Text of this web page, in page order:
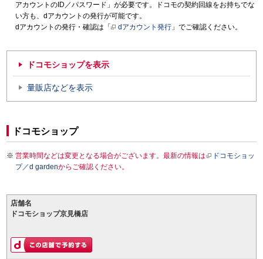
アカウントのID／パスワード」が必要です。ドコモの契約回線をお持ちでな
い方も、dアカウントの発行が可能です。
dアカウントの発行・確認は「
dアカウント発行 」でご確認ください。
ドコモショップを表示
量販店などを表示
ドコモショップ
営業時間などは変更となる場合がございます。最新の情報は
ドコモショッ
プ／d gardenからご確認ください。
店舗名
ドコモショップ京見橋店